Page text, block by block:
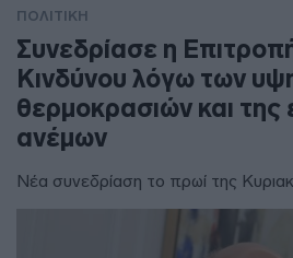
ΠΟΛΙΤΙΚΗ
Συνεδρίασε η
Κινδύνου λόγω των
θερμοκρασιών και της
ανέμων
Νέα συνεδρίαση το πρωί της